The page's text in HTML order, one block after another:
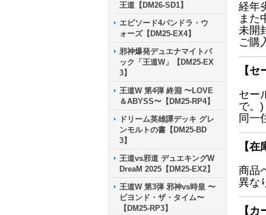
王道【DM26-SD1】
エピソード4パンドラ・ウ
ォーズ【DM25-EX4】
邪神爆発デュエナマイトパ
ック「王道W」【DM25-EX
3】
王道W 第4弾 終淵 〜LOVE
＆ABYSS〜【DM25-RP4】
ドリーム英雄譚デッキ グレ
ンモルトの書【DM25-BD
3】
王道vs邪道 デュエキングW
DreaM 2025【DM25-EX2】
王道W 第3弾 邪神vs時皇 〜
ビヨンド・ザ・タイム〜
【DM25-RP3】
経年
また
未開
ご購
【
セー
で。)
同一
【在
商品
異な
【